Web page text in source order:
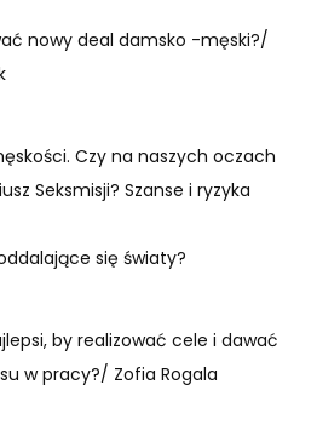
nowy deal damsko -męski?/
Czy na naszych oczach
Seksmisji? Szanse i ryzyka
się światy?
by realizować cele i dawać
w pracy?/ Zofia Rogala